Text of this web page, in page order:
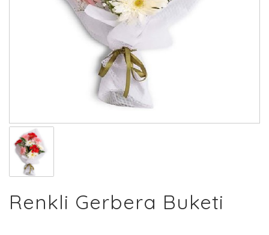
Renkli Gerbera Buketi